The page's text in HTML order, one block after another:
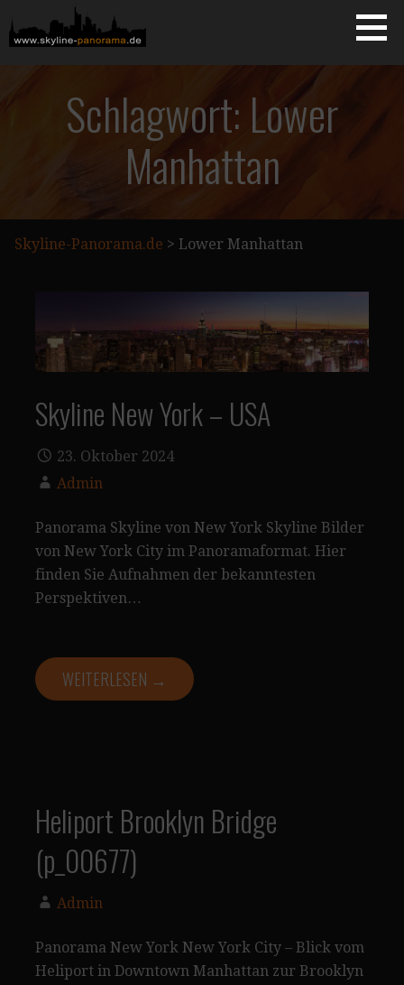
Inhalt
springen
SKYLINE-PANORAMA.DE
Schlagwort: Lower
Manhattan
Skyline-Panorama.de > Lower Manhattan
Skyline New York – USA
23. Oktober 2024
Admin
Panorama Skyline von New York Skyline Bilder
von New York City im Panoramaformat. Hier
finden Sie Aufnahmen der bekanntesten
Perspektiven…
WEITERLESEN →
Heliport Brooklyn Bridge
(p_00677)
Admin
Panorama New York New York City – Blick vom
Heliport in Downtown Manhattan zur Brooklyn